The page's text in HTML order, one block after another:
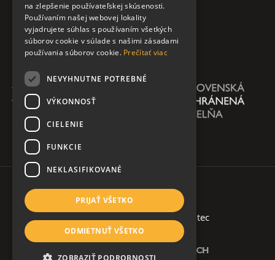
Copyright 2026 @ AŠKPN| created by
soltec
Ochrana osobných údajov
SLEDUJTE NÁS NA SOCIÁLNYCH SIEŤACH
na zlepšenie používateľskej skúsenosti.
Používaním našej webovej lokality
vyjadrujete súhlas s používaním všetkých
súborov cookie v súlade s našimi zásadami
používania súborov cookie. Prečítať viac
NEVYHNUTNE POTREBNÉ
VÝKONNOSŤ
CIELENIE
FUNKCIE
NEKLASIFIKOVANÉ
PRIJAŤ VŠETKO
ODMIETNUŤ VŠETKO
ZOBRAZIŤ PODROBNOSTI